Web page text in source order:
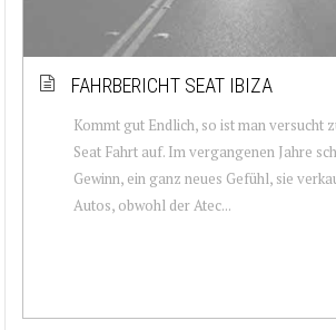
FAHRBERICHT SEAT IBIZA
Kommt gut Endlich, so ist man versucht
Seat Fahrt auf. Im vergangenen Jahre
Gewinn, ein ganz neues Gefühl, sie
Autos, obwohl der Atec...